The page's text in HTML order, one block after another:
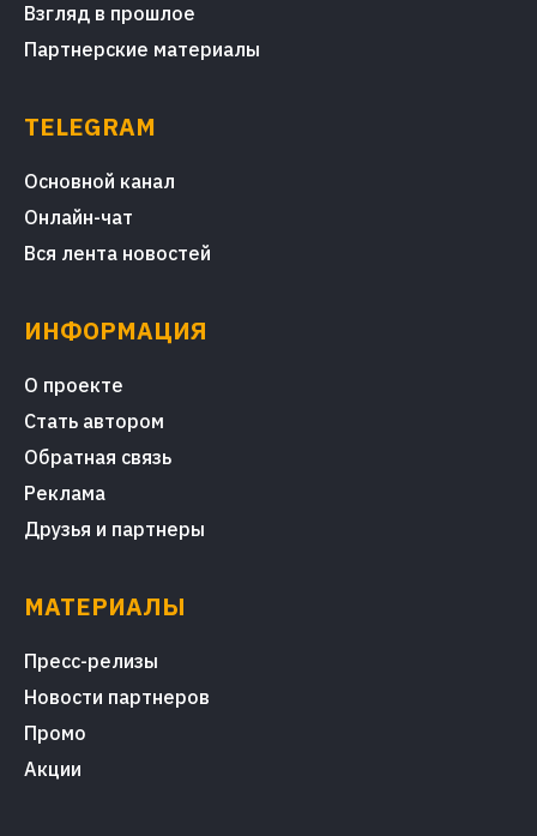
Взгляд в прошлое
Партнерские материалы
TELEGRAM
Основной канал
Онлайн-чат
Вся лента новостей
ИНФОРМАЦИЯ
О проекте
Стать автором
Обратная связь
Реклама
Друзья и партнеры
МАТЕРИАЛЫ
Пресс-релизы
Новости партнеров
Промо
Акции